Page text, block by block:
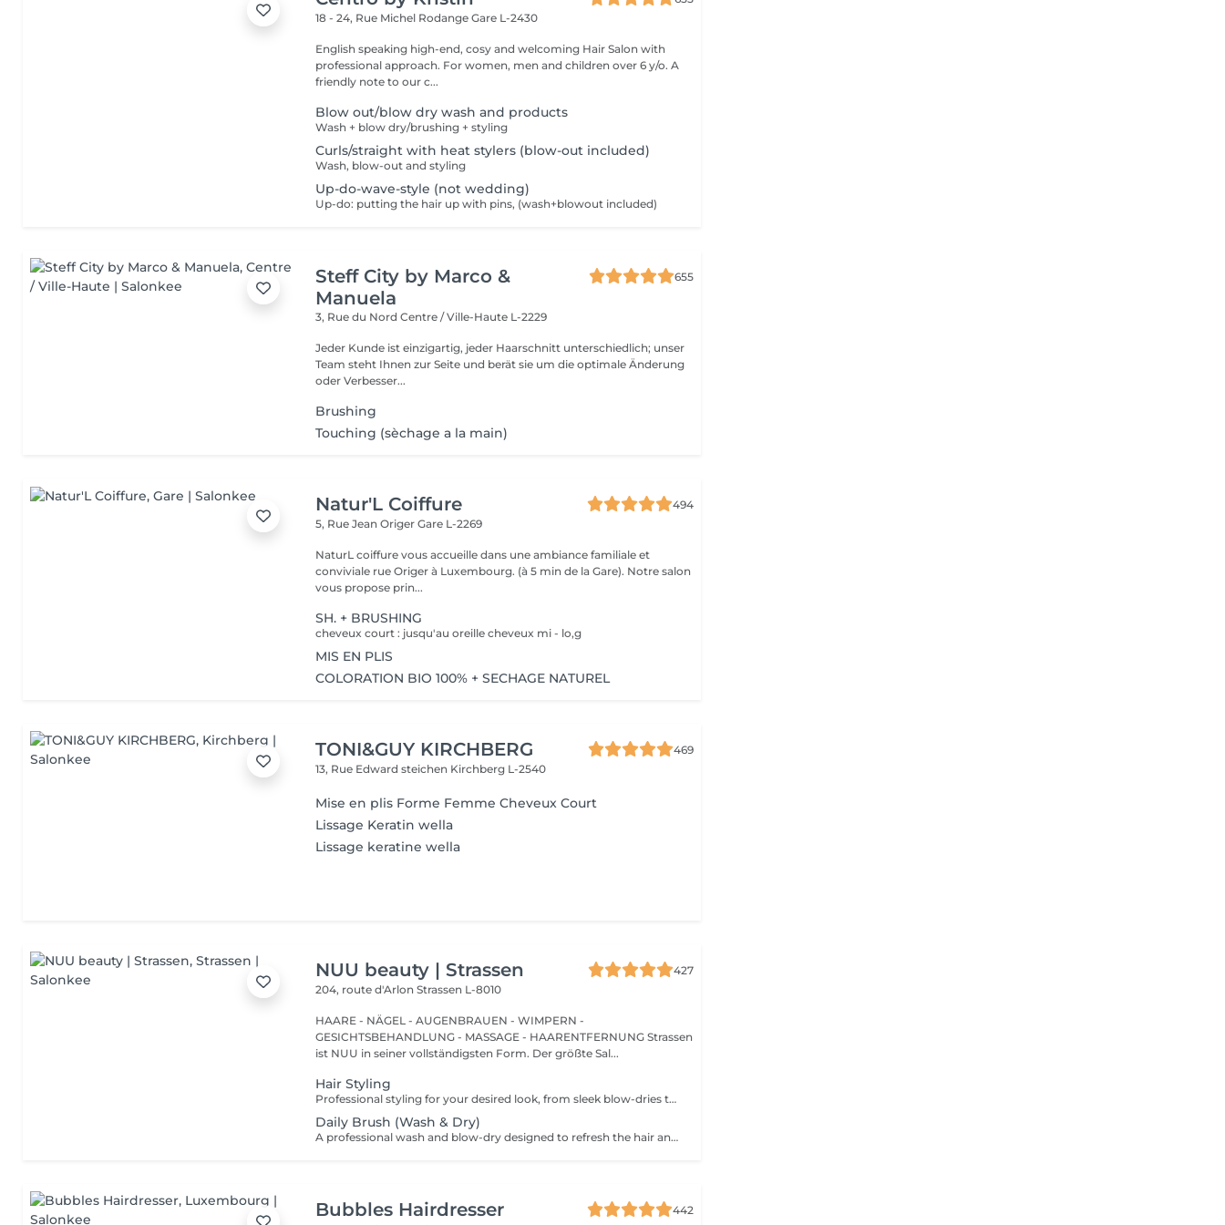
18 - 24, Rue Michel RodangeGare L-2430
English speaking high-end, cosy and welcoming Hair Salon with
professional approach. For women, men and children over 6 y/o. A
friendly note to our c...
Blow out/blow dry wash and products
Wash + blow dry/brushing + styling
Curls/straight with heat stylers (blow-out included)
Wash, blow-out and styling
Up-do-wave-style (not wedding)
Up-do: putting the hair up with pins, (wash+blowout included)
Steff City by Marco &
Manuela
655
3, Rue du NordCentre / Ville-Haute L-2229
Jeder Kunde ist einzigartig, jeder Haarschnitt unterschiedlich; unser
Team steht Ihnen zur Seite und berät sie um die optimale Änderung
oder Verbesser...
Brushing
Touching (sèchage a la main)
Natur'L Coiffure
494
5, Rue Jean OrigerGare L-2269
NaturL coiffure vous accueille dans une ambiance familiale et
conviviale rue Origer à Luxembourg. (à 5 min de la Gare). Notre salon
vous propose prin...
SH. + BRUSHING
cheveux court : jusqu'au oreille cheveux mi - lo,g
MIS EN PLIS
COLORATION BIO 100% + SECHAGE NATUREL
TONI&GUY KIRCHBERG
469
13, Rue Edward steichen Kirchberg L-2540
Mise en plis Forme Femme Cheveux Court
Lissage Keratin wella
Lissage keratine wella
NUU beauty | Strassen
427
204, route d'ArlonStrassen L-8010
HAARE - NÄGEL - AUGENBRAUEN - WIMPERN -
GESICHTSBEHANDLUNG - MASSAGE - HAARENTFERNUNG Strassen
ist NUU in seiner vollständigsten Form. Der größte Sal...
Hair Styling
Professional styling for your desired look, from sleek blow-dries to curls or waves. We start with a gentle wash in our comfortable Maletti chair, followed by blow-drying, straightening, or tonging. What we use: Dyson Pro tools that protect hair from excessive heat for a sleek finish. La Biosthétique products offer holistic care with natural ingredients for nourished hair and scalp. Brushes are sanitised via Sibel equipment to remove buildup and reduce bacteria for top hygiene. Simple, Moderate, Complex This grading reflects your hair's individual characteristics, such as texture, density, and length and is assessed by your hairdresser at the start of your visit. Not sure which to choose? We recommend booking Complex. The price will be adjusted after your consultation. Note: This is not related to the difficulty of haircuts or timing.
Daily Brush (Wash & Dry)
A professional wash and blow-dry designed to refresh the hair and leave it clean, smooth, and naturally polished. The service includes hair washing and drying with a hair dryer, creating a soft, effortless finish without structured styling. What we use: Dyson Pro tools that protect hair from excessive heat for a sleek finish. La Biosthétique products offer holistic care with natural ingredients for nourished hair and scalp. Brushes are sanitised via Sibel equipment to remove buildup and reduce bacteria for top hygiene. Simple, Moderate, Complex This grading reflects your hair's individual characteristics, such as texture, density, and length and is assessed by your hairdresser at the start of your visit. Not sure which to choose? We recommend booking Complex. The price will be adjusted after your consultation. Note: This is not related to the difficulty of haircuts or timing.
Bubbles Hairdresser
442